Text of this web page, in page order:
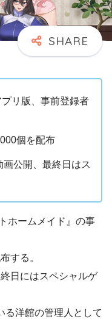
プリ版、事前登録者
個を配布
公開、最終日はス
ホームメイド』の事
する。
日にはスペシャルゲ
る洋館の管理人として